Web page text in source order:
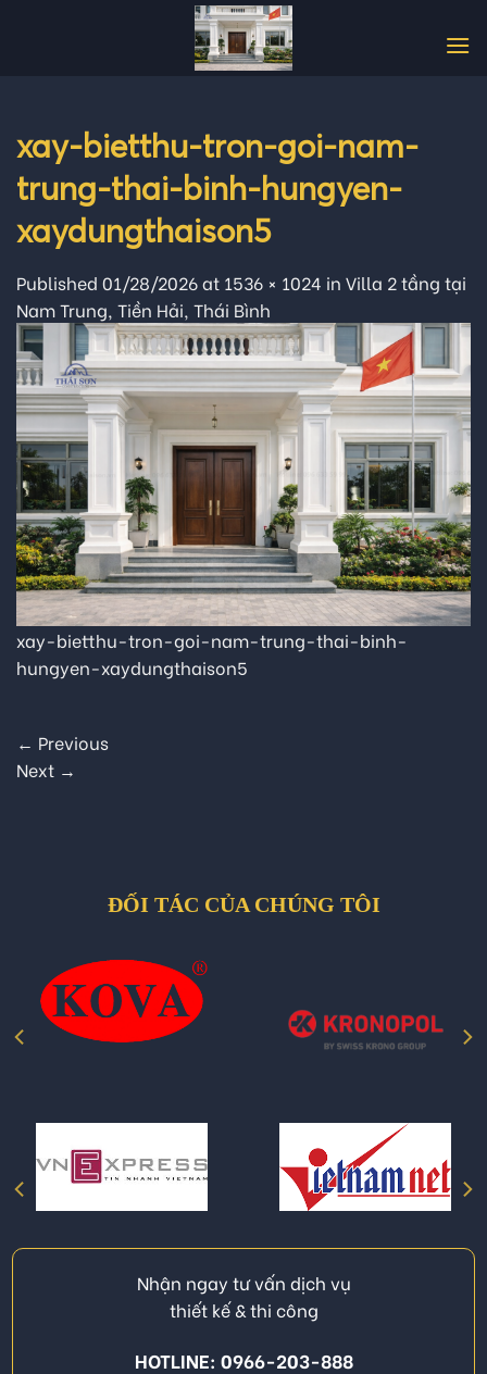
xay-bietthu-tron-goi-nam-
trung-thai-binh-hungyen-
xaydungthaison5
Published 01/28/2026at 1536 × 1024 in Villa 2 tầng tại
Nam Trung, Tiền Hải, Thái Bình
xay-bietthu-tron-goi-nam-trung-thai-binh-
hungyen-xaydungthaison5
← Previous
Next →
ĐỐI TÁC CỦA CHÚNG TÔI
Nhận ngay tư vấn dịch vụ
thiết kế & thi công
HOTLINE: 0966-203-888